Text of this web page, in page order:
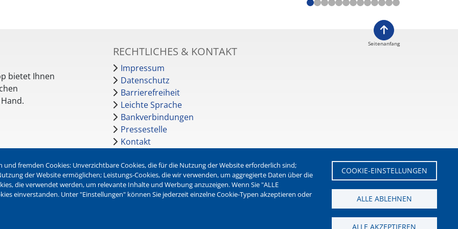
bietet Ihnen
RECHTLICHES & KONTAKT
Impressum
Datenschutz
Barrierefreiheit
Leichte Sprache
Bankverbindungen
Pressestelle
Kontakt
NEWSLETTER
Jetzt die verschiedenen Newsletter der Stadt Waltrop
abonnieren:
Seitenanfang
fremden Cookies: Unverzichtbare Cookies, die für die Nutzung der Website erforderlich sind;
der Website ermöglichen; Leistungs-Cookies, die wir verwenden, um aggregierte Daten über die
die verwendet werden, um relevante Inhalte und Werbung anzuzeigen. Wenn Sie "ALLE
einverstanden. Unter "Einstellungen" können Sie jederzeit einzelne Cookie-Typen akzeptieren oder
COOKIE-EINSTELLUNGEN
ALLE ABLEHNEN
ALLE AKZEPTIEREN